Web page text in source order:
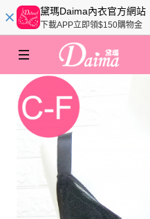
黛瑪Daima內衣官方網站
下載APP立即領$150購物金